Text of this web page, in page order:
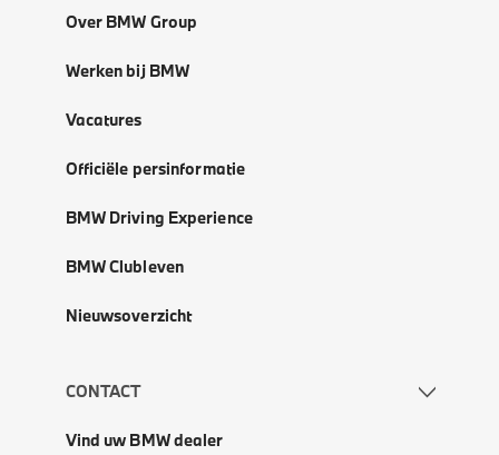
Over BMW Group
Werken bij BMW
Vacatures
Officiële persinformatie
BMW Driving Experience
BMW Clubleven
Nieuwsoverzicht
CONTACT
Vind uw BMW dealer